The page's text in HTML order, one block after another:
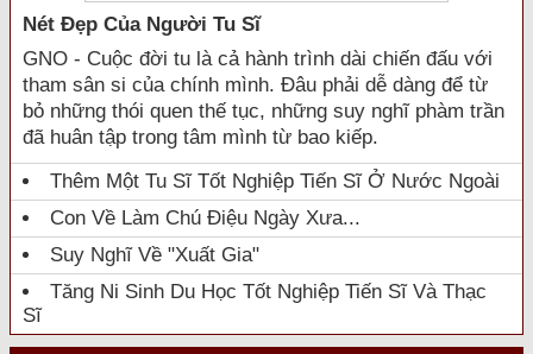
Nét Đẹp Của Người Tu Sĩ
GNO - Cuộc đời tu là cả hành trình dài chiến đấu với
tham sân si của chính mình. Đâu phải dễ dàng để từ
bỏ những thói quen thế tục, những suy nghĩ phàm trần
đã huân tập trong tâm mình từ bao kiếp.
Thêm Một Tu Sĩ Tốt Nghiệp Tiến Sĩ Ở Nước Ngoài
Con Về Làm Chú Điệu Ngày Xưa...
Suy Nghĩ Về "xuất Gia"
Tăng Ni Sinh Du Học Tốt Nghiệp Tiến Sĩ Và Thạc
Sĩ